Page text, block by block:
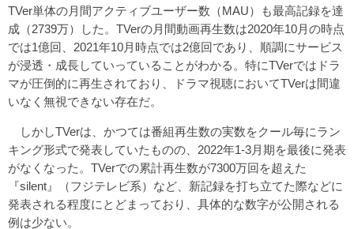
TVer単体の月間アクティブユーザー数（MAU）も最高記録を達
成（2739万）した。TVerの月間動画再生数は2020年10月の時点
では1億回、2021年10月時点では2億回であり、順調にサービス
が浸透・成長していっていることがわかる。特にTVerではドラ
マが圧倒的に再生されており、ドラマ視聴においてTVerは間違
いなく無視できない存在だ。
しかしTVerは、かつては番組再生数の実数をクール毎にラン
キング形式で発表していたものの、2022年1-3月期を最後に発表
がなくなった。TVerでの累計再生数が7300万回を超えた
『silent』（フジテレビ系）など、新記録を打ち立てた際などに
発表される程度にとどまっており、具体的な数字が公開される
例は少ない。